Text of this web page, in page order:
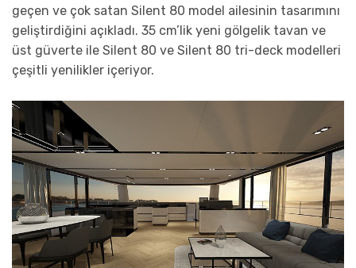
geçen ve çok satan Silent 80 model ailesinin tasarımını
geliştirdiğini açıkladı. 35 cm’lik yeni gölgelik tavan ve
üst güverte ile Silent 80 ve Silent 80 tri-deck modelleri
çeşitli yenilikler içeriyor.